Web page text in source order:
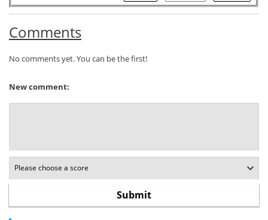
Comments
No comments yet. You can be the first!
New comment: